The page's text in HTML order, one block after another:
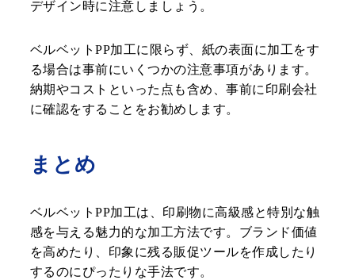
デザイン時に注意しましょう。
ベルベットPP加工に限らず、紙の表面に加工をす
る場合は事前にいくつかの注意事項があります。
納期やコストといった点も含め、事前に印刷会社
に確認をすることをお勧めします。
まとめ
ベルベットPP加工は、印刷物に高級感と特別な触
感を与える魅力的な加工方法です。ブランド価値
を高めたり、印象に残る販促ツールを作成したり
するのにぴったりな手法です。